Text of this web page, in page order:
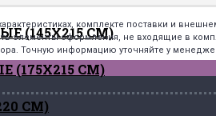
(145Х215 СМ)
(175Х215 СМ)
СМ)
комплекте поставки и
элементы оформления, не входящие в
Точную информацию уточняйте у